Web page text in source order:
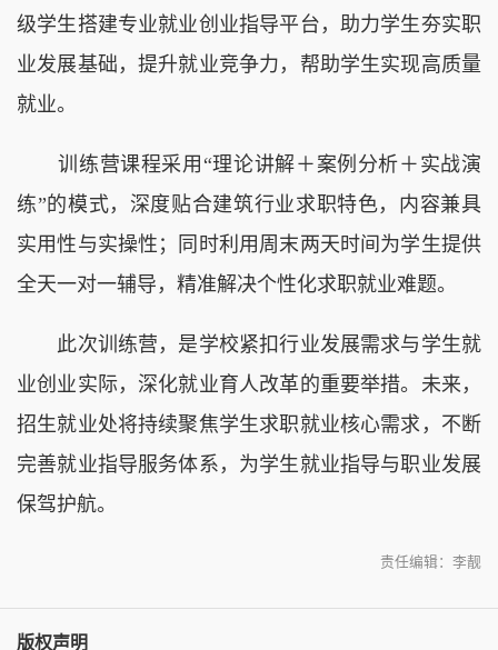
级学生搭建专业就业创业指导平台，助力学生夯实职
业发展基础，提升就业竞争力，帮助学生实现高质量
就业。
训练营课程采用“理论讲解＋案例分析＋实战演
练”的模式，深度贴合建筑行业求职特色，内容兼具
实用性与实操性；同时利用周末两天时间为学生提供
全天一对一辅导，精准解决个性化求职就业难题。
此次训练营，是学校紧扣行业发展需求与学生就
业创业实际，深化就业育人改革的重要举措。未来，
招生就业处将持续聚焦学生求职就业核心需求，不断
完善就业指导服务体系，为学生就业指导与职业发展
保驾护航。
责任编辑：李靓
版权声明